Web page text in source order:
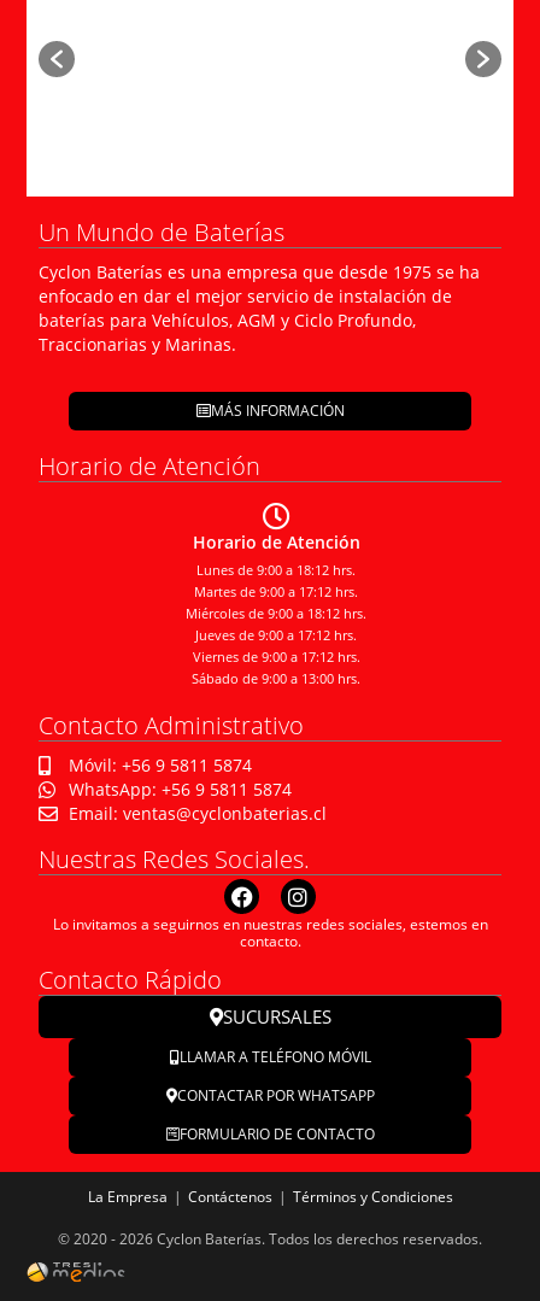
Un Mundo de Baterías
Cyclon Baterías es una empresa que desde 1975 se ha
enfocado en dar el mejor servicio de instalación de
baterías para Vehículos, AGM y Ciclo Profundo,
Traccionarias y Marinas.
MÁS INFORMACIÓN
Horario de Atención
Horario de Atención
Lunes de 9:00 a 18:12 hrs.
Martes de 9:00 a 17:12 hrs.
Miércoles de 9:00 a 18:12 hrs.
Jueves de 9:00 a 17:12 hrs.
Viernes de 9:00 a 17:12 hrs.
Sábado de 9:00 a 13:00 hrs.
Contacto Administrativo
Móvil: +56 9 5811 5874
WhatsApp: +56 9 5811 5874
Email: ventas@cyclonbaterias.cl
Nuestras Redes Sociales.
Lo invitamos a seguirnos en nuestras redes sociales, estemos en
contacto.
Contacto Rápido
SUCURSALES
LLAMAR A TELÉFONO MÓVIL
CONTACTAR POR WHATSAPP
FORMULARIO DE CONTACTO
La Empresa Contáctenos Términos y Condiciones
© 2020 - 2026 Cyclon Baterías. Todos los derechos reservados.